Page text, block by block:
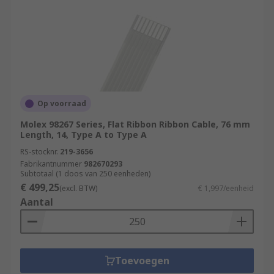
Op voorraad
Molex 98267 Series, Flat Ribbon Ribbon Cable, 76 mm
Length, 14, Type A to Type A
RS-stocknr. 219-3656
Fabrikantnummer 982670293
Subtotaal (1 doos van 250 eenheden)
€ 499,25(excl. BTW) € 1,997/eenheid
Aantal
Toevoegen